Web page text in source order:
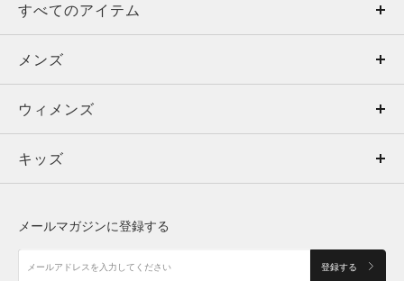
すべてのアイテム
メンズ
ウィメンズ
キッズ
アクセサリー
メンズ
トップス
ボトムス
アクセサリー
ウィメンズ
トップス
シューズ
キッズ
メールマガジンに登録する
登録する